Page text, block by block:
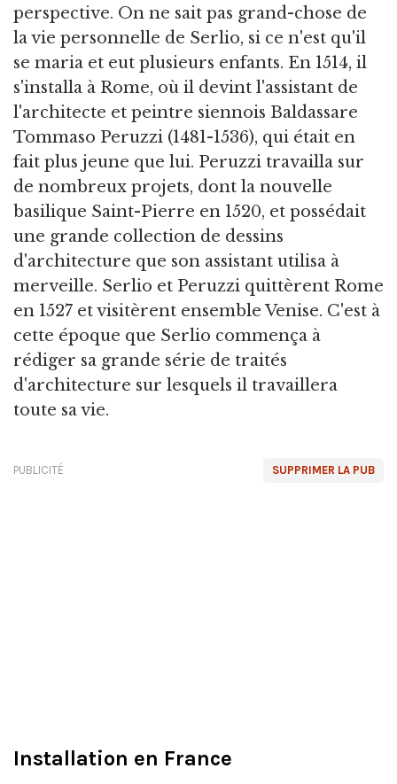
perspective. On ne sait pas grand-chose de
la vie personnelle de Serlio, si ce n'est qu'il
se maria et eut plusieurs enfants. En 1514, il
s'installa à Rome, où il devint l'assistant de
l'architecte et peintre siennois Baldassare
Tommaso Peruzzi (1481-1536), qui était en
fait plus jeune que lui. Peruzzi travailla sur
de nombreux projets, dont la nouvelle
basilique Saint-Pierre en 1520, et possédait
une grande collection de dessins
d'architecture que son assistant utilisa à
merveille. Serlio et Peruzzi quittèrent Rome
en 1527 et visitèrent ensemble Venise. C'est à
cette époque que Serlio commença à
rédiger sa grande série de traités
d'architecture sur lesquels il travaillera
toute sa vie.
SUPPRIMER LA PUB
PUBLICITÉ
Installation en France